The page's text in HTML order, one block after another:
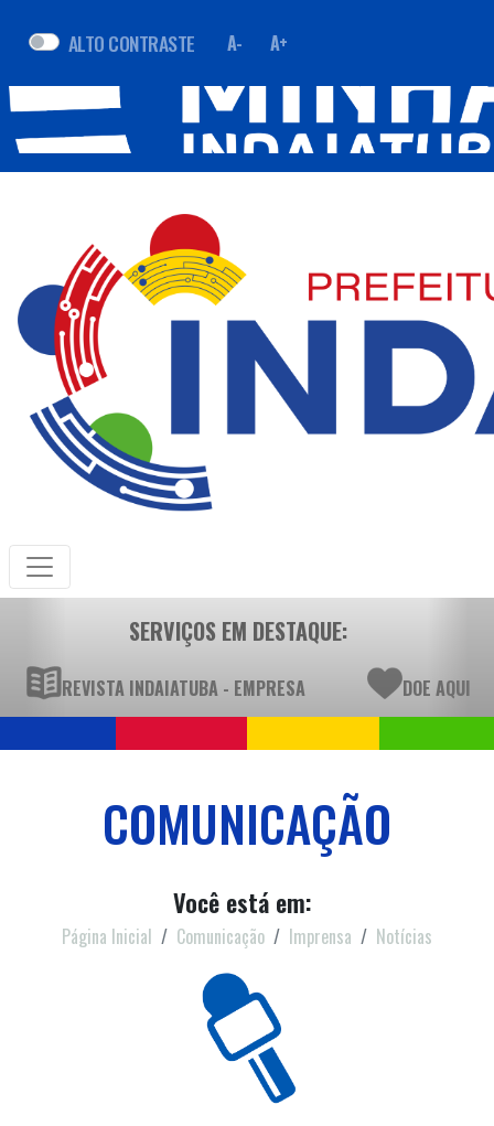
ALTO CONTRASTE A- A+
SERVIÇOS EM DESTAQUE:
REVISTA INDAIATUBA - EMPRESA DOE AQUI
COMUNICAÇÃO
Você está em:
Página Inicial Comunicação Imprensa Notícias